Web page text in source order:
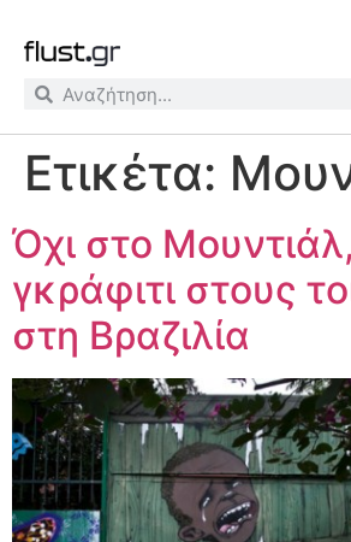
Ετικέτα:
Όχι στο
γκράφιτι στους
στη Βραζιλία